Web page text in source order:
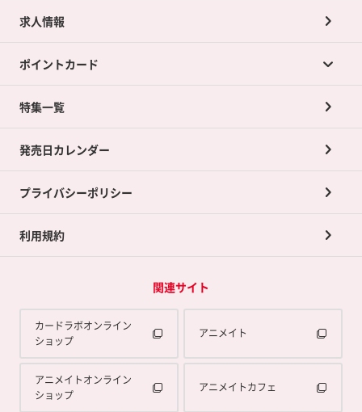
カードラボの買取サービスTOP
店舗買取について
ネット買取について
買取承諾書について
求人情報
ポイントカード
ポイントカードTOP
ポイント交換景品
特集一覧
発売日カレンダー
プライバシーポリシー
利用規約
関連サイト
カードラボオンライン
ショップ
アニメイト
アニメイトオンライン
ショップ
アニメイトカフェ